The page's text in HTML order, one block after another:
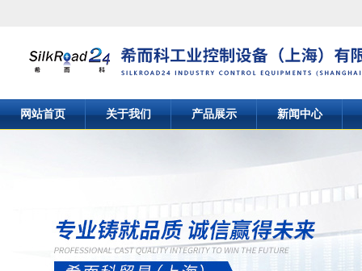
网站首页 关于我们 产品展示 新闻中心